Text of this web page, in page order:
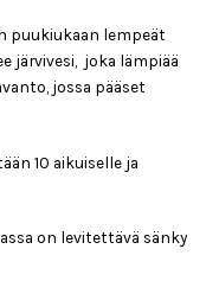
puukiukaan lempeät
järvivesi, joka lämpiää
jossa pääset
10 aikuiselle ja
on levitettävä sänky